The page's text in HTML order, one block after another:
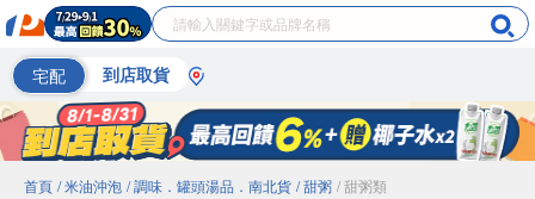
宅配 到店取貨
首頁 / 米油沖泡 / 調味．罐頭湯品．南北貨 / 甜粥 / 甜粥類